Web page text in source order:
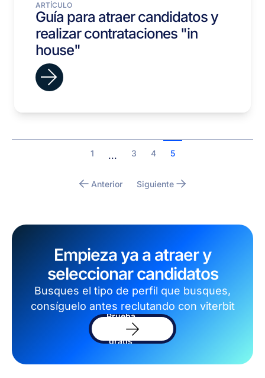
ARTÍCULO
Guía para atraer candidatos y
realizar contrataciones "in
house"
Anterior
1 ... 3 4 5
Siguiente
Empieza ya a atraer y
seleccionar candidatos
Busques el tipo de perfil que busques,
consíguelo antes reclutando con viterbit
Prueba
software
gratis